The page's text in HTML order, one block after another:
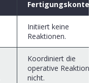
Fertigungskontext
Initiiert keine
Reaktionen.
Koordiniert die
operative Reaktion
nicht.